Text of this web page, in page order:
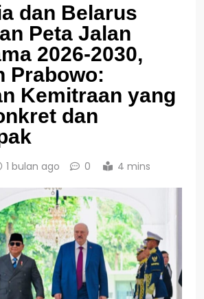
dan Belarus
Peta Jalan
2026-2030,
Prabowo:
Kemitraan yang
dan
1 bulan ago 0 4 mins